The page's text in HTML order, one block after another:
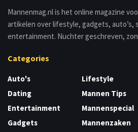
Mannenmag.nl is het online magazine
artikelen over lifestyle, gadgets, auto’s,
entertainment. Nuchter geschreven,
Categories
Auto's
Dating
Entertainment
Gadgets
Lifestyle
Mannen Tips
Mannenspecial
Mannenzaken